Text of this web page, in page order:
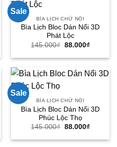
Sale
BÌA LỊCH CHỮ NỔI
Bìa Lịch Bloc Dán Nổi 3D
Phát Lộc
145.000₫ Giá
là:
88.000₫Giá
tại
88.000₫.
Sale
BÌA LỊCH CHỮ NỔI
Bìa Lịch Bloc Dán Nổi 3D
Phúc Lộc Thọ
145.000₫ Giá
là:
88.000₫Giá
tại